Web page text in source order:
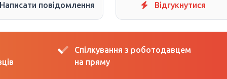
Написати повідомлення Відгукнутися
Спілкування з роботодавцем
на пряму